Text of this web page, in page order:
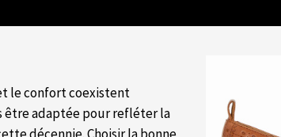
le confort coexistent
être adaptée pour refléter la